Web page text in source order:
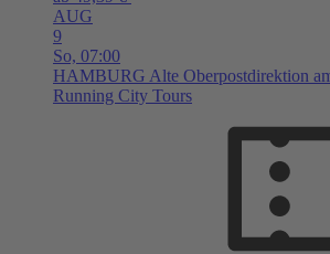
AUG
9
So, 07:00
HAMBURG Alte Oberpostdirektion
Running City Tours